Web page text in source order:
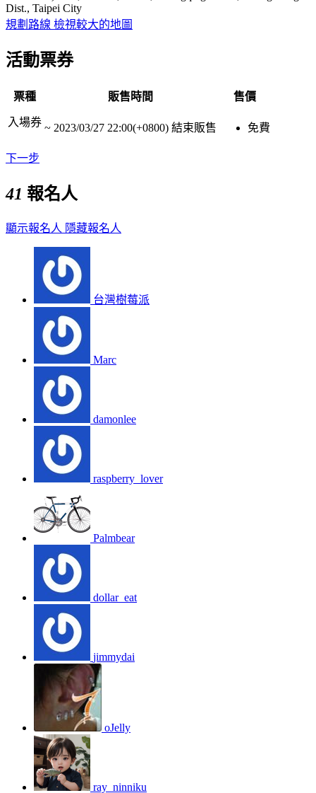
Dist., Taipei City
規劃路線 檢視較大的地圖
活動票券
票種 販售時間 售價
入場券 ~ 2023/03/27 22:00(+0800) 結束販售 免費
下一步
41 報名人
顯示報名人 隱藏報名人
台灣樹莓派
Marc
damonlee
raspberry_lover
Palmbear
dollar_eat
jimmydai
oJelly
ray_ninniku